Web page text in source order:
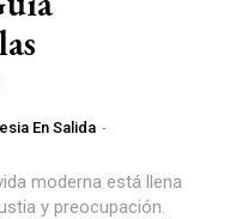
En Salida -
y preocupación.